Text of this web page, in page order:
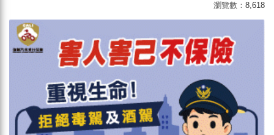
瀏覽數： 8,618